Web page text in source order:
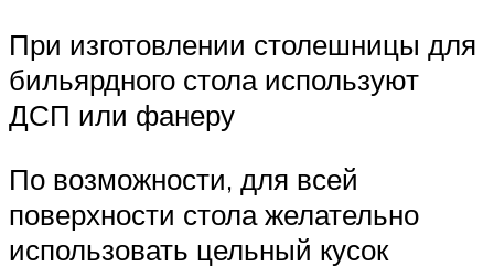
При изготовлении столешницы для
бильярдного стола используют
ДСП или фанеру
По возможности, для всей
поверхности стола желательно
использовать цельный кусок